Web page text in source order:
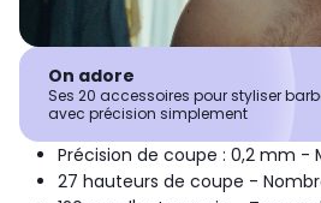
On adore
Ses 20 accessoires pour styliser
avec précision simplement
Précision de coupe : 0,2 mm -
27 hauteurs de coupe -